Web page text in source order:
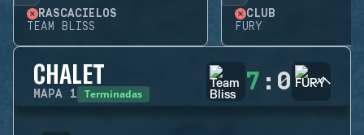
RASCACIELOS
TEAM BLISS
CLUB
FURY
CHALET
MAPA 1 Terminadas 7 : 0